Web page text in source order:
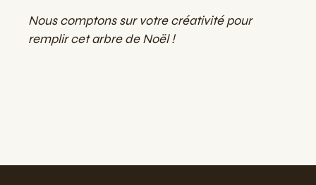
Nous comptons sur votre créativité pour
remplir cet arbre de Noël !